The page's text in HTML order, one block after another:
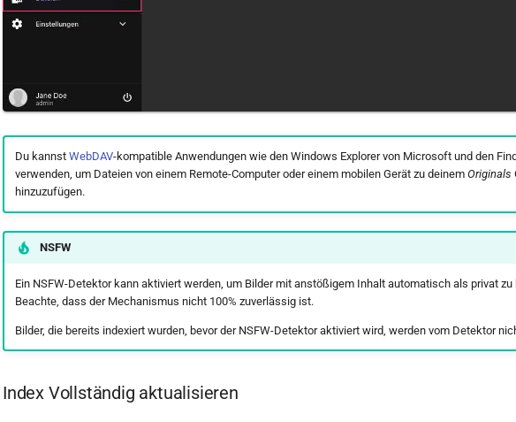
Du kannst WebDAV-kompatible Anwendungen wie den Windows Explorer von Microsoft und den
verwenden, um Dateien von einem Remote-Computer oder einem mobilen Gerät zu deinem Originals
hinzuzufügen.
NSFW
Ein NSFW-Detektor kann aktiviert werden, um Bilder mit anstößigem Inhalt automatisch als privat zu
Beachte, dass der Mechanismus nicht 100% zuverlässig ist.
Bilder, die bereits indexiert wurden, bevor der NSFW-Detektor aktiviert wird, werden vom Detektor
Index Vollständig aktualisieren